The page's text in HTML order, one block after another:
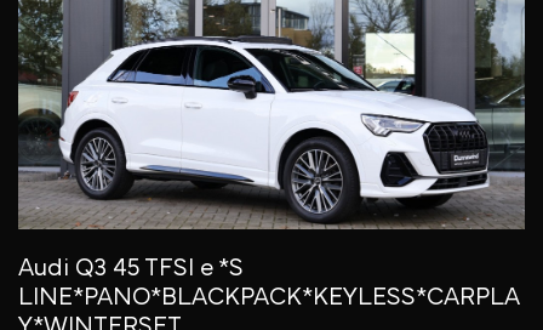
Audi Q3 45 TFSI e *S
LINE*PANO*BLACKPACK*KEYLESS*CARPLA